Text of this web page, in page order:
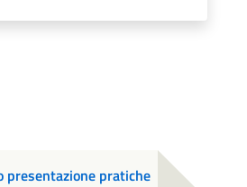
presentazione pratiche